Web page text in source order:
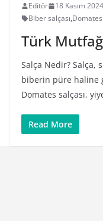
Editör 18 Kasım 2024
Biber salçası,Domates
Türk
Salça Nedir? Salça,
biberin püre haline
Domates salçası,
Read More